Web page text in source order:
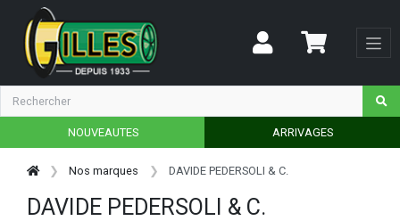
NOUVEAUTES ARRIVAGES
Nos marques DAVIDE PEDERSOLI & C.
DAVIDE PEDERSOLI & C.